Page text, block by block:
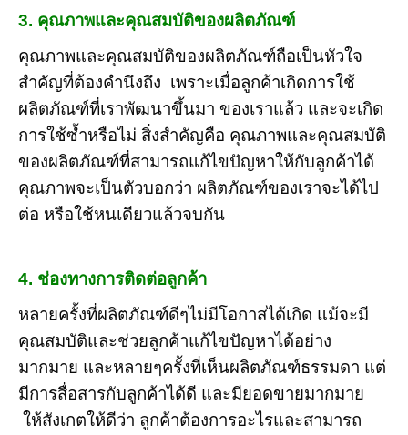
3. คุณภาพและคุณสมบัติของผลิตภัณฑ์
คุณภาพและคุณสมบัติของผลิตภัณฑ์ถือเป็นหัวใจ
สำคัญที่ต้องคำนึงถึง เพราะเมื่อลูกค้าเกิดการใช้
ผลิตภัณฑ์ที่เราพัฒนาขึ้นมา ของเราแล้ว และจะเกิด
การใช้ซ้ำหรือไม่ สิ่งสำคัญคือ คุณภาพและคุณสมบัติ
ของผลิตภัณฑ์ที่สามารถแก้ไขปัญหาให้กับลูกค้าได้
คุณภาพจะเป็นตัวบอกว่า ผลิตภัณฑ์ของเราจะได้ไป
ต่อ หรือใช้หนเดียวแล้วจบกัน
4. ช่องทางการติดต่อลูกค้า
หลายครั้งที่ผลิตภัณฑ์ดีๆไม่มีโอกาสได้เกิด แม้จะมี
คุณสมบัติและช่วยลูกค้าแก้ไขปัญหาได้อย่าง
มากมาย และหลายๆครั้งที่เห็นผลิตภัณฑ์ธรรมดา แต่
มีการสื่อสารกับลูกค้าได้ดี และมียอดขายมากมาย
ให้สังเกตให้ดีว่า ลูกค้าต้องการอะไรและสามารถ